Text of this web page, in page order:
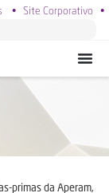
• Site Corporativo •
primas da Aperam,